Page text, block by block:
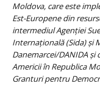
Moldova, care este
Est-Europene din
intermediul Agenţiei
Internaţională (Sida) și
Danemarcei/DANIDA
Americii în Republica
Granturi pentru